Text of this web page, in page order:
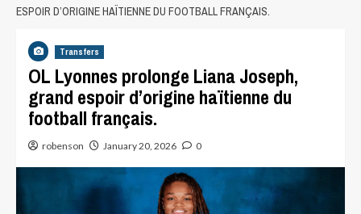
ESPOIR D’ORIGINE HAÏTIENNE DU FOOTBALL FRANÇAIS.
Transfers
OL Lyonnes prolonge Liana Joseph,
grand espoir d’origine haïtienne du
football français.
robenson January 20, 2026 0